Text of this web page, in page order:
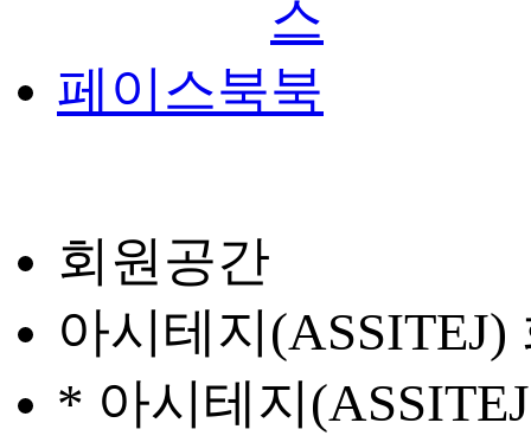
페이스북
회원공간
아시테지
* 아시테지